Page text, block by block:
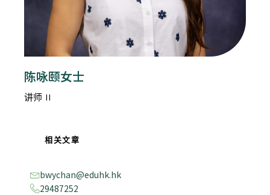
陈咏颐女士
讲师 II
相关文章
bwychan@eduhk.hk
29487252